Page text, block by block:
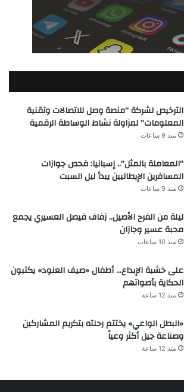
الترخيص لشركة “منصة وصل للاتصالات وتقنية
المعلومات” لمزاولة نشاط الوساطة الرقمية
منذ 9 ساعات
“المعاملة بالمثل”.. إسبانيا: فحص جوازات
المسافرين الإيطاليين يبدأ ليل السبت
منذ 9 ساعات
ليلة من الفرح الأصيل.. زفاف فيصل العسيري يجمع
محبة عسير وجازان
منذ 10 ساعات
على خشبة الإبداع… أطفال «صيف العنود» يكتبون
الحكاية بأصواتهم
منذ 12 ساعة
«البطل الواعي» يختتم رحلته بتكريم المشاركين
وصناعة جيل أكثر وعياً
منذ 12 ساعة